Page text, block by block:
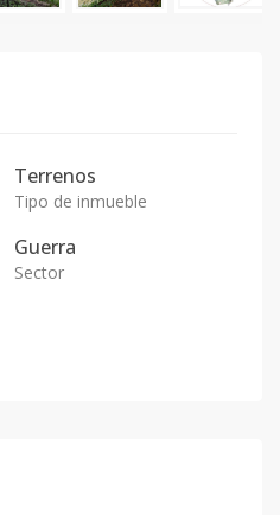
Terrenos
Tipo de inmueble
Guerra
Sector